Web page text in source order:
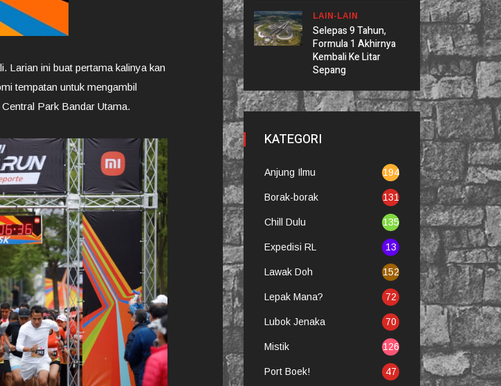
Larian ini buat pertama kalinya kan
tempatan untuk mengambil
Park Bandar Utama.
LAIN-LAIN
Selepas 9 Tahun,
Formula 1 Akhirnya
Kembali Ke Litar
Sepang
KATEGORI
Anjung Ilmu 194
Borak-borak 131
Chill Dulu 135
Expedisi RL 13
Lawak Doh 152
Lepak Mana? 72
Lubok Jenaka 70
Mistik 126
Port Boek! 47